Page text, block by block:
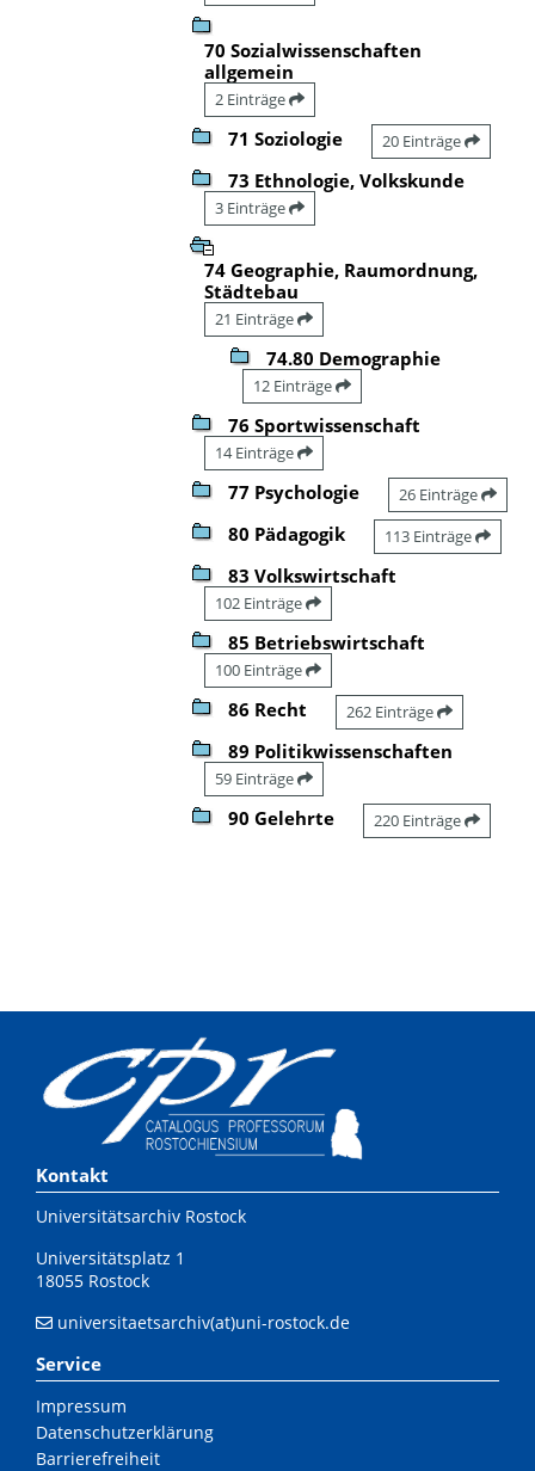
70 Sozialwissenschaften
allgemein
2 Einträge
71 Soziologie 20 Einträge
73 Ethnologie, Volkskunde
3 Einträge
74 Geographie, Raumordnung,
Städtebau
21 Einträge
74.80 Demographie
12 Einträge
76 Sportwissenschaft
14 Einträge
77 Psychologie 26 Einträge
80 Pädagogik 113 Einträge
83 Volkswirtschaft
102 Einträge
85 Betriebswirtschaft
100 Einträge
86 Recht 262 Einträge
89 Politikwissenschaften
59 Einträge
90 Gelehrte 220 Einträge
Kontakt
Universitätsarchiv Rostock
Universitätsplatz 1
18055 Rostock
universitaetsarchiv(at)uni-rostock.de
Service
Impressum
Datenschutzerklärung
Barrierefreiheit